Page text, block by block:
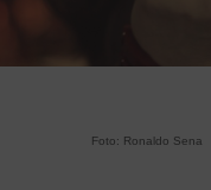
Foto: Ronaldo Sena